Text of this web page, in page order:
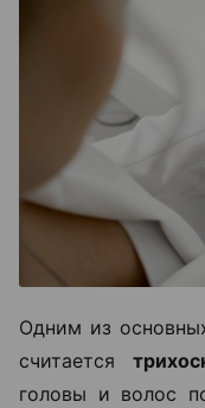
Одним из
считается
головы и волос